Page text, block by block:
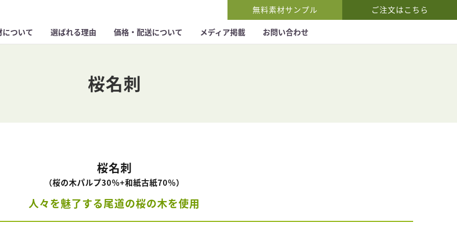
無料素材サンプル ご注文はこちら
ついて 選ばれる理由 価格・配送について メディア掲載 お問い合わせ
桜名刺
桜名刺
（桜の木パルプ30％+和紙古紙70％）
人々を魅了する尾道の桜の木を使用